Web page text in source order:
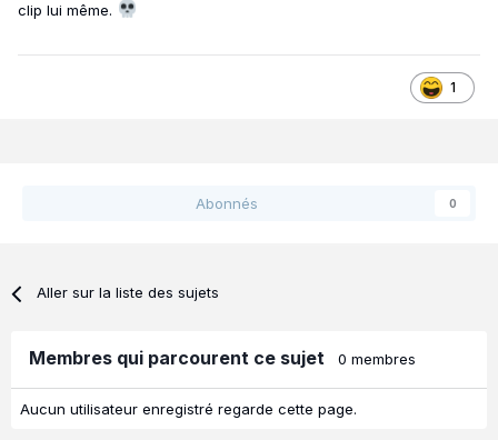
clip lui même.
1
Abonnés 0
Aller sur la liste des sujets
Membres qui parcourent ce sujet 0 membres
Aucun utilisateur enregistré regarde cette page.